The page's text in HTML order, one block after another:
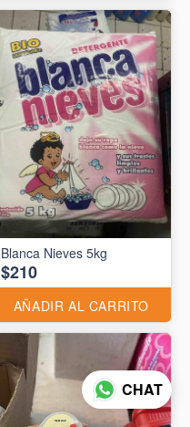
Blanca Nieves 5kg
$210
AÑADIR AL CARRITO
CHAT